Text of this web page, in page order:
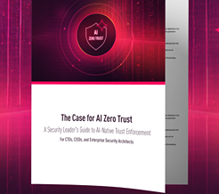
informatiche e la
Inoltre, nel caso di
alla normativa aiuta a
e ha compiuto un buon